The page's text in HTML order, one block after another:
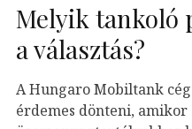
Melyik tankoló
a választás?
A Hungaro Mobiltank
érdemes dönteni,